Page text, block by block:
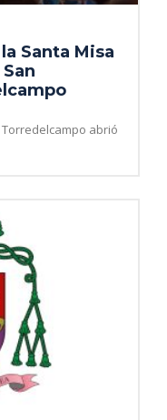
Santa Misa
abrió